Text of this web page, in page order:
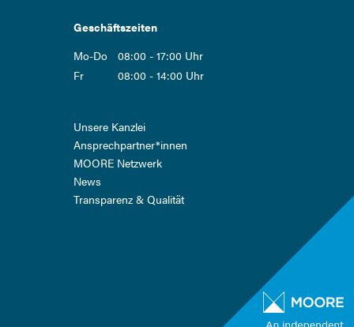
Geschäftszeiten
Mo-Do
08:00 - 17:00 Uhr
Fr
08:00 - 14:00 Uhr
Navigation
überspringen
Unsere Kanzlei
Ansprech­partner*innen
MOORE Netzwerk
News
Transparenz & Qualität